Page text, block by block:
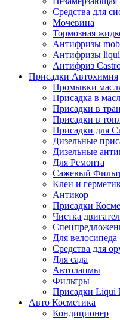
Средства для
Мочевина
Тормозная
Антифризы
Антифризы
Антифриз
Присадки Автохимия
Промывки
Присадка в
Присадки в
Присадки в
Присадки для
Дизельные
Дизельные
Для Ремонта
Сажевый
Клеи и
Антикор
Присадки
Чистка
Для велосипеда
Средства для
Для сада
Автолапмы
Фильтры
Присадки Liqui
Авто Косметика
Кондиционер